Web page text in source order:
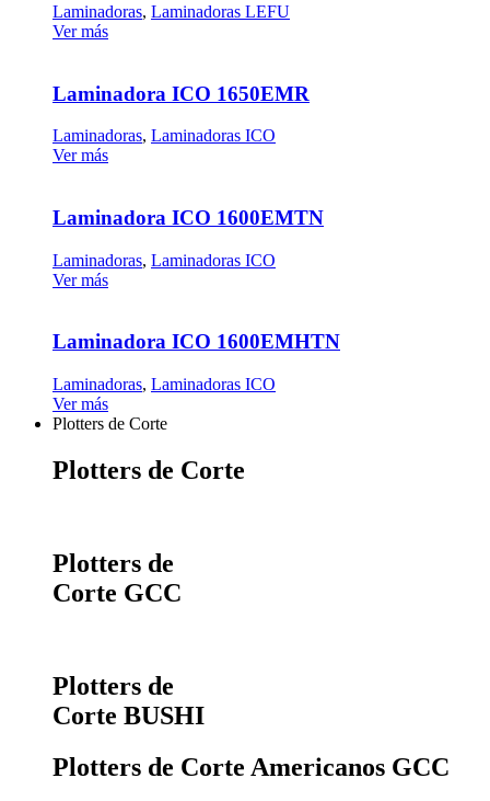
Laminadoras, Laminadoras LEFU
Ver más
Laminadora ICO 1650EMR
Laminadoras, Laminadoras ICO
Ver más
Laminadora ICO 1600EMTN
Laminadoras, Laminadoras ICO
Ver más
Laminadora ICO 1600EMHTN
Laminadoras, Laminadoras ICO
Ver más
Plotters de Corte
Plotters de Corte
Plotters de
Corte GCC
Plotters de
Corte BUSHI
Plotters de Corte Americanos GCC